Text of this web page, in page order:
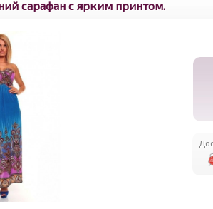
сарафан с ярким принтом.